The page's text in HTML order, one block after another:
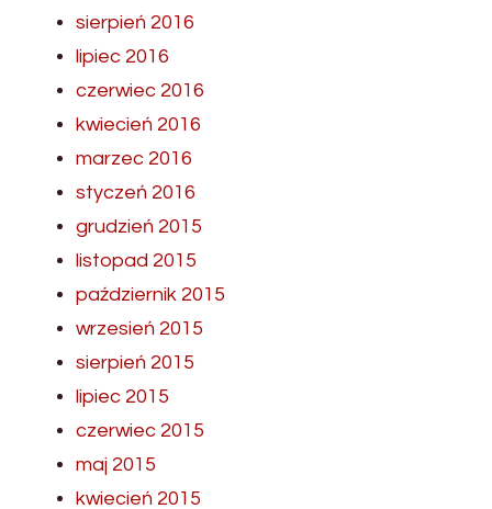
sierpień 2016
lipiec 2016
czerwiec 2016
kwiecień 2016
marzec 2016
styczeń 2016
grudzień 2015
listopad 2015
październik 2015
wrzesień 2015
sierpień 2015
lipiec 2015
czerwiec 2015
maj 2015
kwiecień 2015